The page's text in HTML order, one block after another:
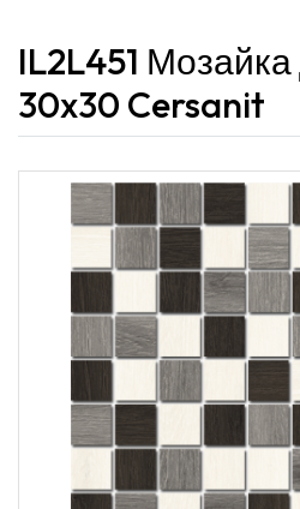
IL2L451
30x30 Cersanit